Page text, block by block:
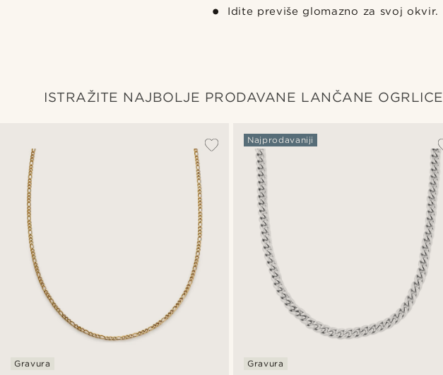
Idite previše glomazno za svoj okvir.
ISTRAŽITE NAJBOLJE PRODAVANE LANČANE OGRLICE
Gravura
Najprodavaniji
Gravura